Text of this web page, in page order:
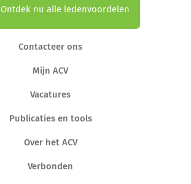
Ontdek nu alle ledenvoordelen
Contacteer ons
Mijn ACV
Vacatures
Publicaties en tools
Over het ACV
Verbonden